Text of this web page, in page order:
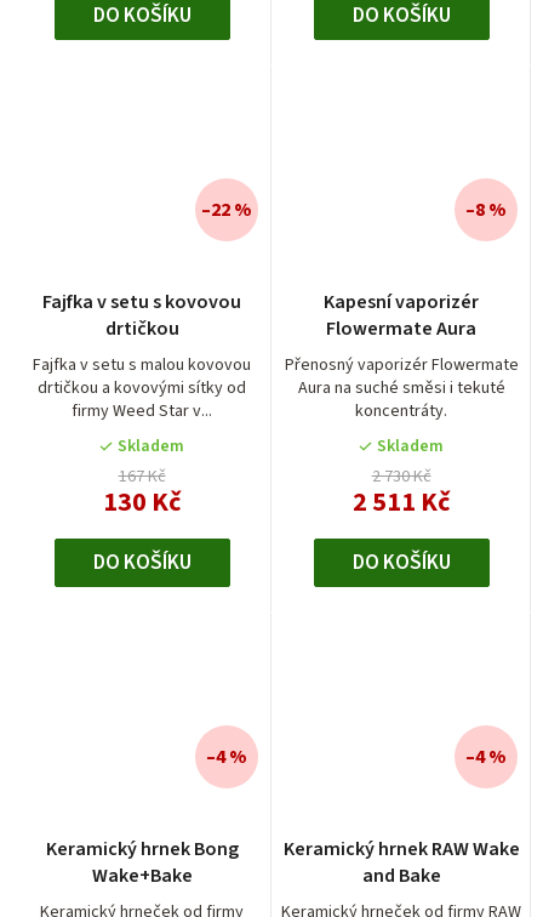
DO KOŠÍKU DO KOŠÍKU
Fajfka v setu s kovovou
drtičkou
Fajfka v setu s malou kovovou
drtičkou a kovovými sítky od
firmy Weed Star v...
hodnocení
produktu
je
5,0
z
5
hvězdiček.
Skladem
167 Kč
130 Kč
–22 %
DO KOŠÍKU
Kapesní vaporizér
Flowermate Aura
Přenosný vaporizér Flowermate
Aura na suché směsi i tekuté
koncentráty.
Skladem
2 730 Kč
2 511 Kč
–8 %
DO KOŠÍKU
Keramický hrnek Bong
Wake+Bake
hodnocení
produktu
–4 %
Keramický hrnek RAW Wake
and Bake
–4 %